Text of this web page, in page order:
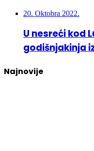
20. Oktobra 2022.
U nesreći kod
godišnjakinja
Najnovije